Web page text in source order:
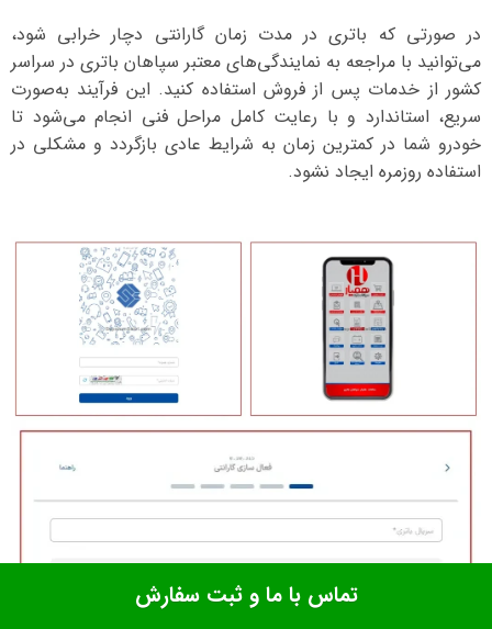
در صورتی که باتری در مدت زمان گارانتی دچار خرابی شود،
می‌توانید با مراجعه به نمایندگی‌های معتبر سپاهان باتری در سراسر
کشور از خدمات پس از فروش استفاده کنید. این فرآیند به‌صورت
سریع، استاندارد و با رعایت کامل مراحل فنی انجام می‌شود تا
خودرو شما در کمترین زمان به شرایط عادی بازگردد و مشکلی در
استفاده روزمره ایجاد نشود.
تماس با ما و ثبت سفارش